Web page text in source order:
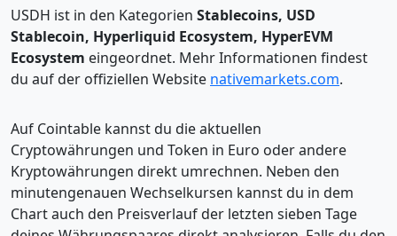
USDH ist in den Kategorien Stablecoins, USD
Stablecoin, Hyperliquid Ecosystem, HyperEVM
Ecosystem eingeordnet. Mehr Informationen findest
du auf der offiziellen Website nativemarkets.com.
Auf Cointable kannst du die aktuellen
Cryptowährungen und Token in Euro oder andere
Kryptowährungen direkt umrechnen. Neben den
minutengenauen Wechselkursen kannst du in dem
Chart auch den Preisverlauf der letzten sieben Tage